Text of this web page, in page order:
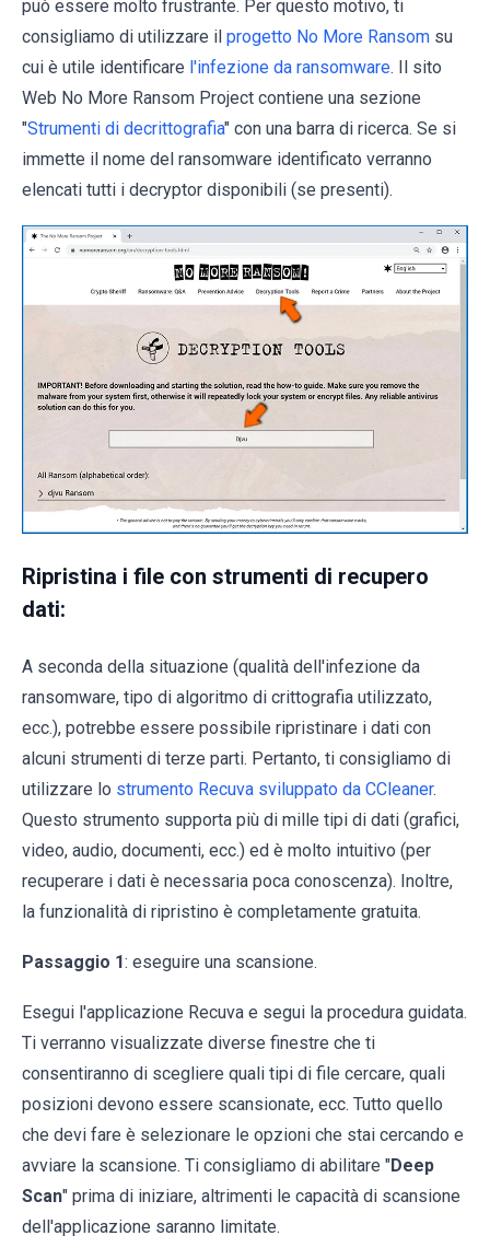
può essere molto frustrante. Per questo motivo, ti
consigliamo di utilizzare il progetto No More Ransom su
cui è utile identificare l'infezione da ransomware. Il sito
Web No More Ransom Project contiene una sezione
"Strumenti di decrittografia" con una barra di ricerca. Se si
immette il nome del ransomware identificato verranno
elencati tutti i decryptor disponibili (se presenti).
Ripristina i file con strumenti di recupero
dati:
A seconda della situazione (qualità dell'infezione da
ransomware, tipo di algoritmo di crittografia utilizzato,
ecc.), potrebbe essere possibile ripristinare i dati con
alcuni strumenti di terze parti. Pertanto, ti consigliamo di
utilizzare lo strumento Recuva sviluppato da CCleaner.
Questo strumento supporta più di mille tipi di dati (grafici,
video, audio, documenti, ecc.) ed è molto intuitivo (per
recuperare i dati è necessaria poca conoscenza). Inoltre,
la funzionalità di ripristino è completamente gratuita.
Passaggio 1: eseguire una scansione.
Esegui l'applicazione Recuva e segui la procedura guidata.
Ti verranno visualizzate diverse finestre che ti
consentiranno di scegliere quali tipi di file cercare, quali
posizioni devono essere scansionate, ecc. Tutto quello
che devi fare è selezionare le opzioni che stai cercando e
avviare la scansione. Ti consigliamo di abilitare "Deep
Scan" prima di iniziare, altrimenti le capacità di scansione
dell'applicazione saranno limitate.